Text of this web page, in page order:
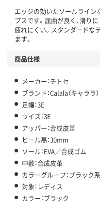
エッジの効いたソールライ
プスです。屈曲が良く、滑り
疲れにくい。スタンダードな
ます。
商品仕様
メーカー：チトセ
ブランド：Calala（キャララ）
足幅：3E
ウイズ：3E
アッパー：合成皮革
ヒール高：30mm
ソール：EVA／合成ゴム
中敷：合成皮革
カラーグループ：ブラック系
対象：レディス
カラー：ブラック